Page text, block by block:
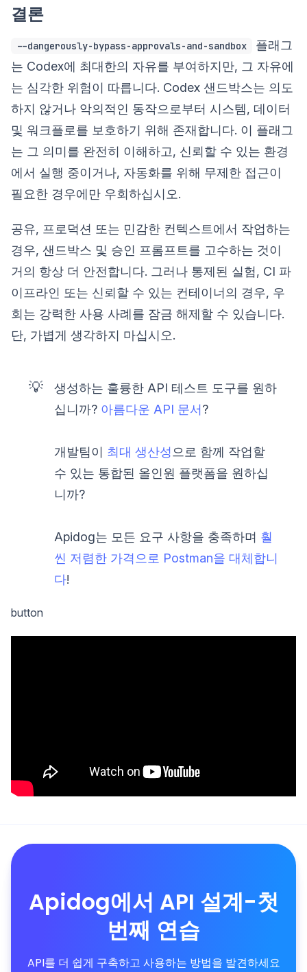
결론
--dangerously-bypass-approvals-and-sandbox
플래그
는 Codex에 최대한의 자유를 부여하지만, 그 자유에
는 심각한 위험이 따릅니다. Codex 샌드박스는 의도
하지 않거나 악의적인 동작으로부터 시스템, 데이터
및 워크플로를 보호하기 위해 존재합니다. 이 플래그
는 그 의미를 완전히 이해하고, 신뢰할 수 있는 환경
에서 실행 중이거나, 자동화를 위해 무제한 접근이
필요한 경우에만 우회하십시오.
공유, 프로덕션 또는 민감한 컨텍스트에서 작업하는
경우, 샌드박스 및 승인 프롬프트를 고수하는 것이
거의 항상 더 안전합니다. 그러나 통제된 실험, CI 파
이프라인 또는 신뢰할 수 있는 컨테이너의 경우, 우
회는 강력한 사용 사례를 잠금 해제할 수 있습니다.
단, 가볍게 생각하지 마십시오.
💡
생성하는 훌륭한 API 테스트 도구를 원하
십니까? 아름다운 API 문서?
개발팀이 최대 생산성으로 함께 작업할
수 있는 통합된 올인원 플랫폼을 원하십
니까?
Apidog는 모든 요구 사항을 충족하며 훨
씬 저렴한 가격으로 Postman을 대체합니
다!
button
Apidog에서 API 설계-첫
번째 연습
API를 더 쉽게 구축하고 사용하는 방법을 발견하세요